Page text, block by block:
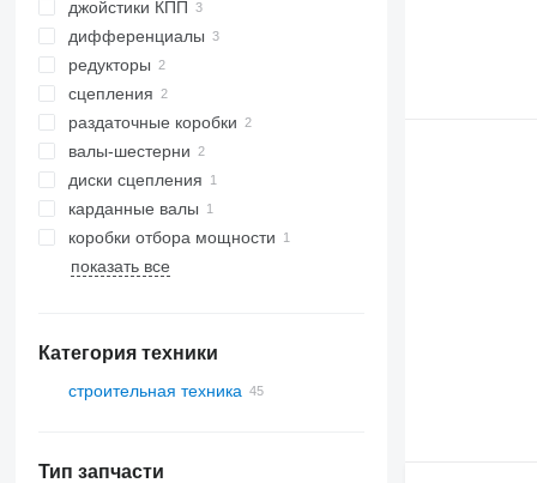
джойстики КПП
дифференциалы
редукторы
сцепления
раздаточные коробки
валы-шестерни
диски сцепления
карданные валы
коробки отбора мощности
показать все
Категория техники
строительная техника
Тип запчасти